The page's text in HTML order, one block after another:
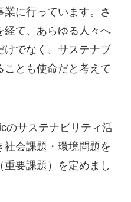
に行っています。さ
経て、あらゆる人々へ
けでなく、サステナブ
とも使命だと考えて
のサステナビリティ活
会課題・環境問題を
要課題）を定めまし